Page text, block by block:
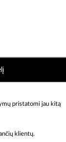
pristatomi jau kitą
klientų.